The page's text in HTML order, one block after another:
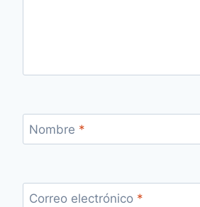
Nombre *
Correo electrónico *